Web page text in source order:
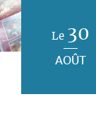
Le 30
AOÛT